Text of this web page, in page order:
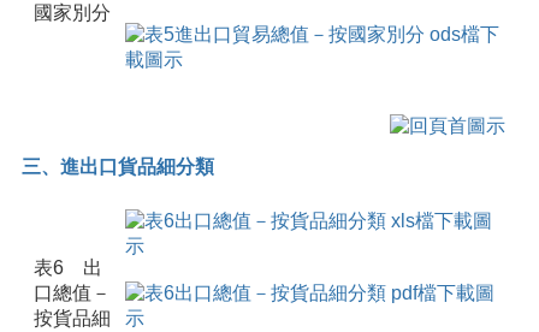
國家別分
三、進出口貨品細分類
表6 出
口總值－
按貨品細